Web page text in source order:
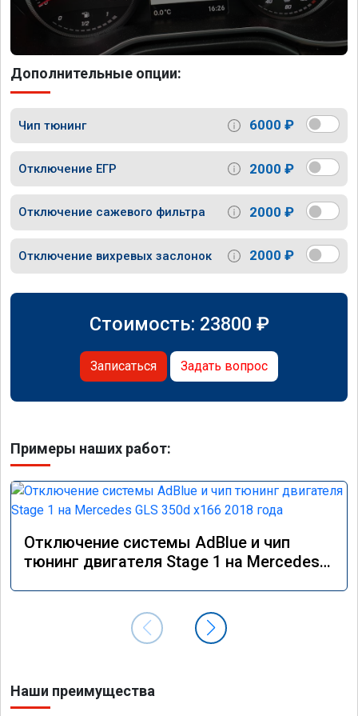
Дополнительные опции:
Чип тюнинг 6000 ₽
Отключение ЕГР 2000 ₽
Отключение сажевого фильтра 2000 ₽
Отключение вихревых заслонок 2000 ₽
Стоимость: 23800 ₽
Записаться Задать вопрос
Примеры наших работ:
Отключение системы AdBlue и чип
тюнинг двигателя Stage 1 на Mercedes
Наши преимущества